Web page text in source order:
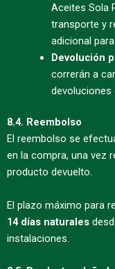
Aceites Sola
transporte y
adicional
Devolución
correrán a
devoluciones
8.4. Reembolso
El reembolso se
en la compra, una vez
producto devuelto.
El plazo máximo para
14 días naturales
instalaciones.